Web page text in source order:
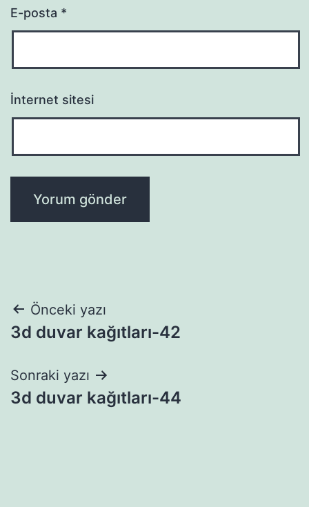
E-posta *
İnternet sitesi
Yazı
gezinmesi
Önceki yazı
3d duvar kağıtları-42
Sonraki yazı
3d duvar kağıtları-44